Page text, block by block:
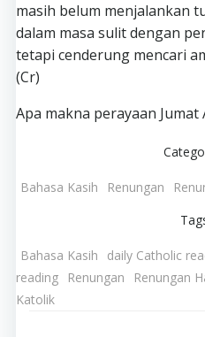
masih belum menjalankan
dalam masa sulit dengan
tetapi cenderung mencari
(Cr)
Apa makna perayaan Jumat
Bahasa Kasih Renungan
Bahasa Kasih daily Catholic
reading
Renungan Renungan
Katolik